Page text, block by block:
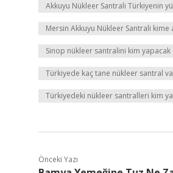
Akkuyu Nükleer Santrali Türkiyenin
Mersin Akkuyu Nükleer Santrali kime
Sinop nükleer santralini kim yapacak
Türkiyede kaç tane nükleer santral
Türkiyedeki nükleer santralleri kim
Önceki Yazı